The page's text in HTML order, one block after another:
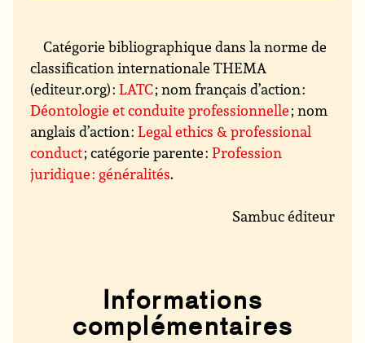
Catégorie bibliographique dans la norme de
classification internationale THEMA
(editeur.org) :LATC; nom français d’action :
Déontologie et conduite professionnelle; nom
anglais d’action :Legal ethics & professional
conduct; catégorie parente :Profession
juridique : généralités.
Sambuc éditeur
Informations
complémentaires